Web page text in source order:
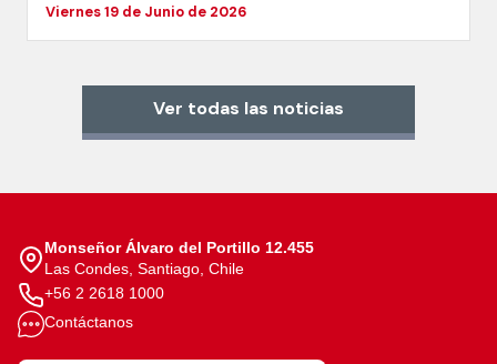
Viernes 19 de Junio de 2026
Ver todas las noticias
Monseñor Álvaro del Portillo 12.455
Las Condes, Santiago, Chile
+56 2 2618 1000
Contáctanos